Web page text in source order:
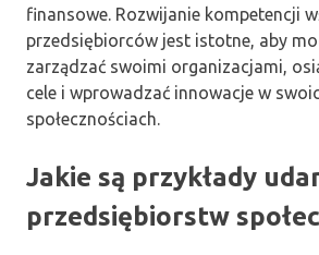
finansowe. Rozwijanie kompetencji
przedsiębiorców jest istotne, aby
zarządzać swoimi organizacjami,
cele i wprowadzać innowacje w
społecznościach.
Jakie są przykłady
przedsiębiorstw